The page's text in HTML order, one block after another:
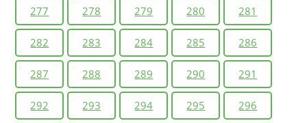
277 278 279 280 281
282 283 284 285 286
287 288 289 290 291
292 293 294 295 296